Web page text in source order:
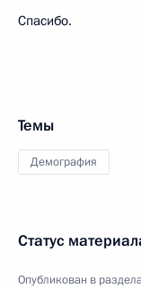
Спасибо.
Темы
Демография
Статус
Опубликован в